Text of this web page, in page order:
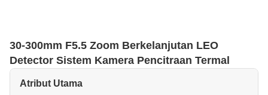
30-300mm F5.5 Zoom Berkelanjutan LEO
Detector Sistem Kamera Pencitraan Termal
Atribut Utama